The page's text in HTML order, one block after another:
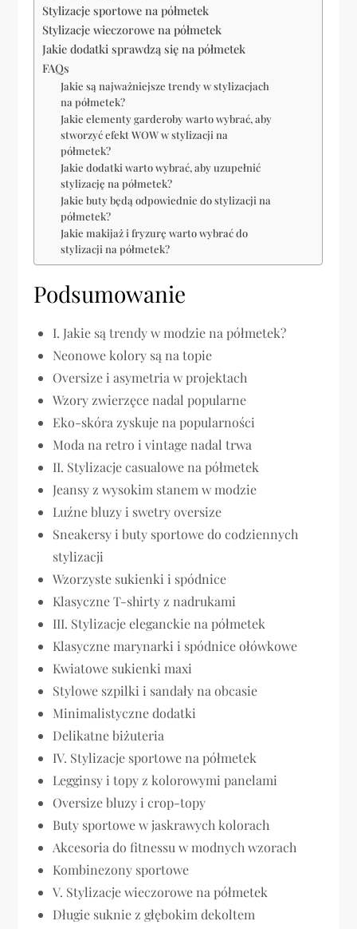
Stylizacje sportowe na półmetek
Stylizacje wieczorowe na półmetek
Jakie dodatki sprawdzą się na półmetek
FAQs
Jakie są najważniejsze trendy w stylizacjach
na półmetek?
Jakie elementy garderoby warto wybrać, aby
stworzyć efekt WOW w stylizacji na
półmetek?
Jakie dodatki warto wybrać, aby uzupełnić
stylizację na półmetek?
Jakie buty będą odpowiednie do stylizacji na
półmetek?
Jakie makijaż i fryzurę warto wybrać do
stylizacji na półmetek?
Podsumowanie
I. Jakie są trendy w modzie na półmetek?
Neonowe kolory są na topie
Oversize i asymetria w projektach
Wzory zwierzęce nadal popularne
Eko-skóra zyskuje na popularności
Moda na retro i vintage nadal trwa
II. Stylizacje casualowe na półmetek
Jeansy z wysokim stanem w modzie
Luźne bluzy i swetry oversize
Sneakersy i buty sportowe do codziennych
stylizacji
Wzorzyste sukienki i spódnice
Klasyczne T-shirty z nadrukami
III. Stylizacje eleganckie na półmetek
Klasyczne marynarki i spódnice ołówkowe
Kwiatowe sukienki maxi
Stylowe szpilki i sandały na obcasie
Minimalistyczne dodatki
Delikatne biżuteria
IV. Stylizacje sportowe na półmetek
Legginsy i topy z kolorowymi panelami
Oversize bluzy i crop-topy
Buty sportowe w jaskrawych kolorach
Akcesoria do fitnessu w modnych wzorach
Kombinezony sportowe
V. Stylizacje wieczorowe na półmetek
Długie suknie z głębokim dekoltem